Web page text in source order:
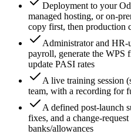
Deployment to your
managed hosting, or on-
copy first, then production
Administrator and HR-
payroll, generate the WPS
update PASI rates
A live training session
team, with a recording for
A defined post-launch
fixes, and a change-
banks/allowances